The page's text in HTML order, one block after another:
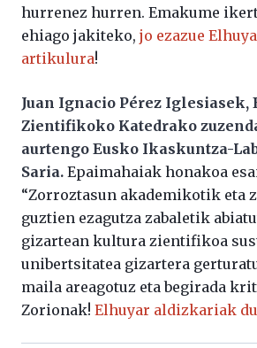
hurrenez hurren. Emakume
ehiago jakiteko, jo ezazue
artikulura!
Juan Ignacio Pérez Iglesiasek,
Zientifikoko Katedrako
aurtengo Eusko Ikaskuntza-
Saria. Epaimahaiak honakoa
“Zorroztasun akademikotik eta
guztien ezagutza zabaletik
gizartean kultura zientifikoa
unibertsitatea gizartera
maila areagotuz eta begirada
Zorionak! Elhuyar aldizkariak